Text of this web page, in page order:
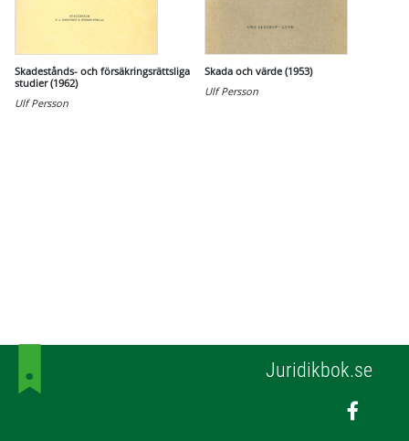
Skadestånds- och försäkringsrättsliga
studier (1962)
Ulf Persson
Skada och värde (1953)
Ulf Persson
Juridikbok.se